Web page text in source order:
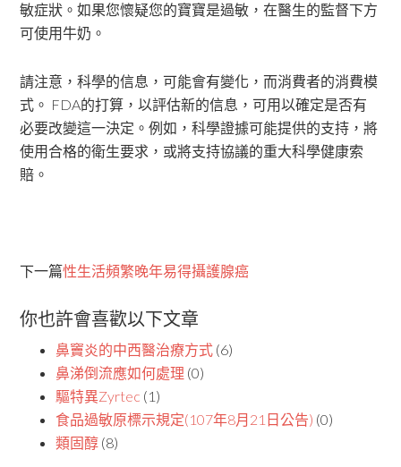
敏症狀。如果您懷疑您的寶寶是過敏，在醫生的監督下方
可使用牛奶。
請注意，科學的信息，可能會有變化，而消費者的消費模
式。 FDA的打算，以評估新的信息，可用以確定是否有
必要改變這一決定。例如，科學證據可能提供的支持，將
使用合格的衛生要求，或將支持協議的重大科學健康索
賠。
下一篇性生活頻繁晚年易得攝護腺癌
你也許會喜歡以下文章
鼻竇炎的中西醫治療方式 (6)
鼻涕倒流應如何處理 (0)
驅特異Zyrtec (1)
食品過敏原標示規定(107年8月21日公告) (0)
類固醇 (8)